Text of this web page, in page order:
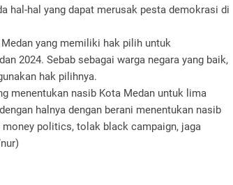
hal-hal yang dapat merusak pesta demokrasi di
yang memiliki hak pilih untuk
2024. Sebab sebagai warga negara yang baik,
hak pilihnya.
menentukan nasib Kota Medan untuk lima
halnya dengan berani menentukan nasib
politics, tolak black campaign, jaga